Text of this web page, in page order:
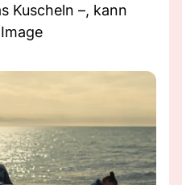
Kuscheln –, kann